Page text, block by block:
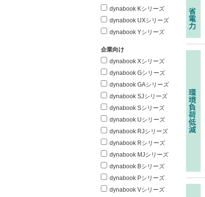
dynabook Kシリーズ
dynabook UXシリーズ
dynabook Yシリーズ
企業向け
dynabook Xシリーズ
dynabook Gシリーズ
dynabook GAシリーズ
dynabook SJシリーズ
dynabook Sシリーズ
dynabook Uシリーズ
dynabook RJシリーズ
dynabook Rシリーズ
dynabook MJシリーズ
dynabook Bシリーズ
dynabook Pシリーズ
dynabook Vシリーズ